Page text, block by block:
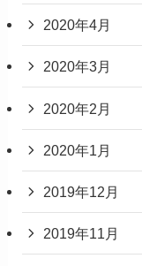
2020年4月
2020年3月
2020年2月
2020年1月
2019年12月
2019年11月